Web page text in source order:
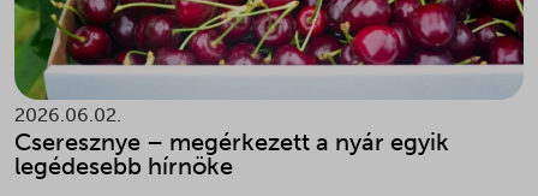
2026.06.02.
Cseresznye – megérkezett a nyár egyik
legédesebb hírnöke
wordpress_logged_in_*
wordpress_test_cookie
wp_woocommerce_session_*
wp-settings-time-*
pys_landing_page
pys_start_session
pysAddToCartFragmentId
pysTrafficSource
sbjs_current
mailchimp_email_id
mailchimp_user_email
mailchimp.cart.current_email
mailchimp.cart.previous_email
optiMonkClient
_adtik
_adtilst
_adtkfc_WrNSBw
_adtkfo_WrNSBw